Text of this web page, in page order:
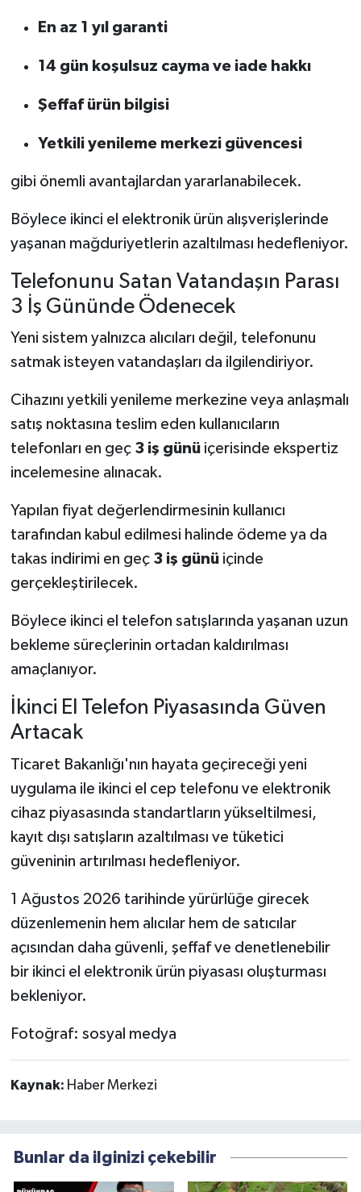
En az 1 yıl garanti
14 gün koşulsuz cayma ve iade hakkı
Şeffaf ürün bilgisi
Yetkili yenileme merkezi güvencesi
gibi önemli avantajlardan yararlanabilecek.
Böylece ikinci el elektronik ürün alışverişlerinde
yaşanan mağduriyetlerin azaltılması hedefleniyor.
Telefonunu Satan Vatandaşın Parası
3 İş Gününde Ödenecek
Yeni sistem yalnızca alıcıları değil, telefonunu
satmak isteyen vatandaşları da ilgilendiriyor.
Cihazını yetkili yenileme merkezine veya anlaşmalı
satış noktasına teslim eden kullanıcıların
telefonları en geç 3 iş günüiçerisinde ekspertiz
incelemesine alınacak.
Yapılan fiyat değerlendirmesinin kullanıcı
tarafından kabul edilmesi halinde ödeme ya da
takas indirimi en geç 3 iş günüiçinde
gerçekleştirilecek.
Böylece ikinci el telefon satışlarında yaşanan uzun
bekleme süreçlerinin ortadan kaldırılması
amaçlanıyor.
İkinci El Telefon Piyasasında Güven
Artacak
Ticaret Bakanlığı'nın hayata geçireceği yeni
uygulama ile ikinci el cep telefonu ve elektronik
cihaz piyasasında standartların yükseltilmesi,
kayıt dışı satışların azaltılması ve tüketici
güveninin artırılması hedefleniyor.
1 Ağustos 2026 tarihinde yürürlüğe girecek
düzenlemenin hem alıcılar hem de satıcılar
açısından daha güvenli, şeffaf ve denetlenebilir
bir ikinci el elektronik ürün piyasası oluşturması
bekleniyor.
Fotoğraf: sosyal medya
Kaynak: Haber Merkezi
Bunlar da ilginizi çekebilir